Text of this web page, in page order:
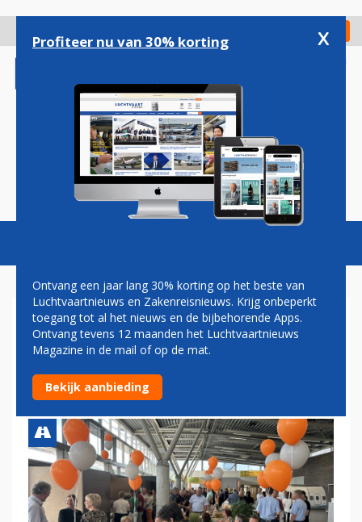
gaan
Check in
Magazine Podcasts Vacatures
KOPJE KOFFIE OF EEN
BROODJE: HET KAN WEER OP
EELDE
Profiteer nu van 30% korting x
Ontvang een jaar lang 30% korting op het beste van
Luchtvaartnieuws en Zakenreisnieuws. Krijg onbeperkt
toegang tot al het nieuws en de bijbehorende Apps.
Ontvang tevens 12 maanden het Luchtvaartnieuws
Magazine in de mail of op de mat.
Bekijk aanbieding